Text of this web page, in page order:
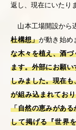
返し、現在にいたり
山本工場開設から
杜構想」が動き始め
な木々を植え、酒
ます。外部にお願
しみました。現在
が組み込まれてお
「自然の恵みがあ
して掲げる『世界